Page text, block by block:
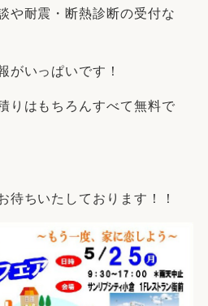
や耐震・断熱診断の受付な
がいっぱいです！
りはもちろんすべて無料で
待ちいたしております！！